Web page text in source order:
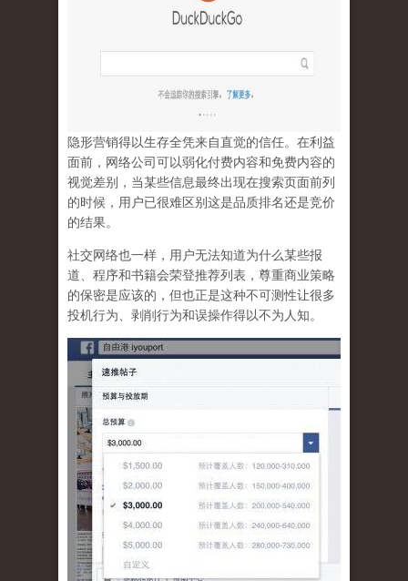
隐形营销得以生存全凭来自直觉的信任。在利益
面前，网络公司可以弱化付费内容和免费内容的
视觉差别，当某些信息最终出现在搜索页面前列
的时候，用户已很难区别这是品质排名还是竞价
的结果。
社交网络也一样， 用户无法知道为什么某些报
道、程序和书籍会荣登推荐列表，尊重商业策略
的保密是应该的，但也正是这种不可测性让很多
投机行为、剥削行为和误操作得以不为人知。